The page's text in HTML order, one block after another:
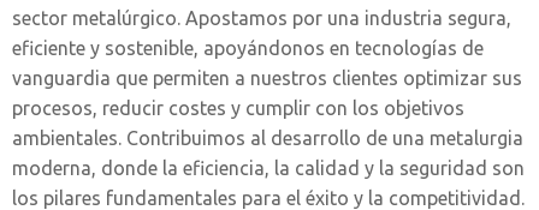
sector metalúrgico. Apostamos por una industria segura,
eficiente y sostenible, apoyándonos en tecnologías de
vanguardia que permiten a nuestros clientes optimizar sus
procesos, reducir costes y cumplir con los objetivos
ambientales. Contribuimos al desarrollo de una metalurgia
moderna, donde la eficiencia, la calidad y la seguridad son
los pilares fundamentales para el éxito y la competitividad.